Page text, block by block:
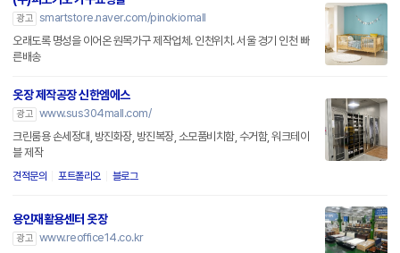
광고 smartstore.naver.com/pinokiomall
오래도록 명성을 이어온 원목가구 제작업체. 인천위치. 서울 경기 인천 빠
른배송
옷장 제작공장 신한엠에스
광고 www.sus304mall.com/
크린룸용 손세정대, 방진화장, 방진복장, 소모품비치함, 수거함, 워크테이
블 제작
견적문의 포트폴리오 블로그
용인재활용센터 옷장
광고 www.reoffice14.co.kr